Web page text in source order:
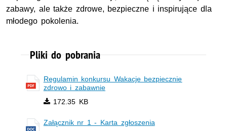
zabawy, ale także zdrowe, bezpieczne i inspirujące dla
młodego pokolenia.
Pliki do pobrania
Regulamin konkursu Wakacje bezpiecznie
zdrowo i zabawnie
172.35 KB
Załącznik nr 1 - Karta zgłoszenia